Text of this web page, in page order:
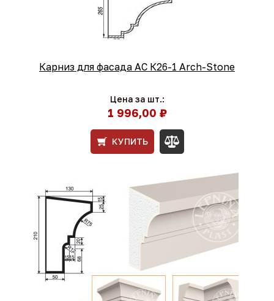
Карниз для фасада АС К26-1 Arch-Stone
Цена за шт.:
1 996,00 ₽
КУПИТЬ